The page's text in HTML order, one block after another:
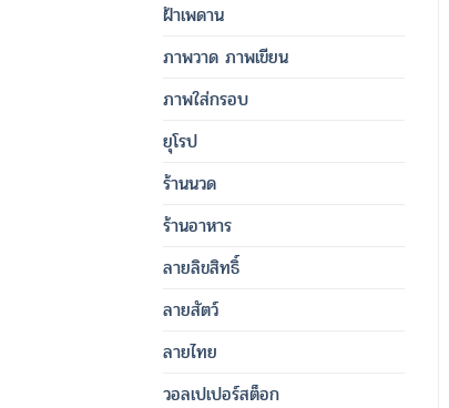
ฝ้าเพดาน
ภาพวาด ภาพเขียน
ภาพใส่กรอบ
ยุโรป
ร้านนวด
ร้านอาหาร
ลายลิขสิทธิ์
ลายสัตว์
ลายไทย
วอลเปเปอร์สต็อก